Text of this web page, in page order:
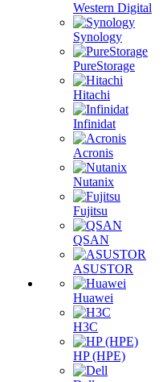
Western Digital
Synology
PureStorage
Hitachi
Infinidat
Acronis
Nutanix
Fujitsu
QSAN
ASUSTOR
Huawei
H3C
HP (HPE)